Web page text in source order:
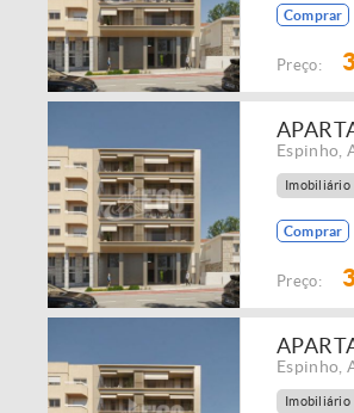
Comprar
Preço:
Espinho ,
Imobiliário
Comprar
Preço:
Espinho ,
Imobiliário